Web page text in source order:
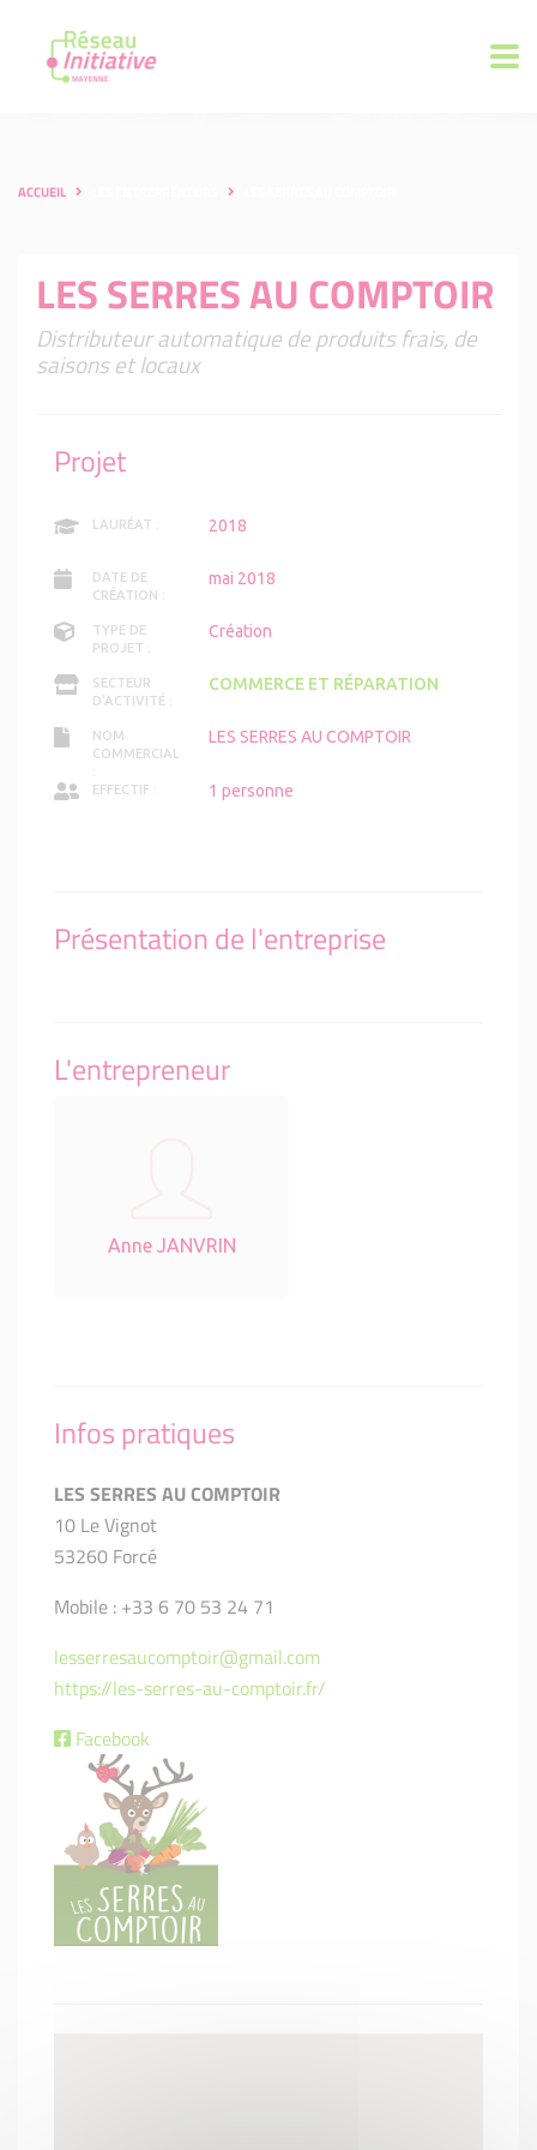
ACCUEIL
LES SERRES AU COMPTOIR
Distributeur automatique de produits frais, de
saisons et locaux
Projet
LAURÉAT : 2018
DATE DE
CRÉATION :
mai 2018
TYPE DE
PROJET :
Création
SECTEUR
D'ACTIVITÉ :
COMMERCE ET RÉPARATION
NOM
COMMERCIAL
:
LES SERRES AU COMPTOIR
EFFECTIF : 1 personne
Présentation de l'entreprise
L'entrepreneur
Anne JANVRIN
Infos pratiques
LES SERRES AU COMPTOIR
10 Le Vignot
53260 Forcé
Mobile : +33 6 70 53 24 71
lesserresaucomptoir@gmail.com
https://les-serres-au-comptoir.fr/
Facebook